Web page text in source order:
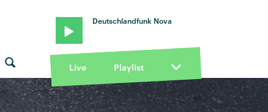
Deutschlandfunk Nova
Live Playlist